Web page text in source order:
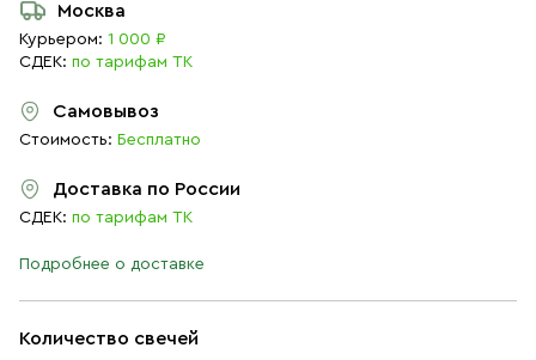
Количество свечей
Москва
Курьером: 1 000 ₽
СДЕК: по тарифам ТК
Самовывоз
Стоимость: Бесплатно
Доставка по России
СДЕК: по тарифам ТК
Подробнее о доставке